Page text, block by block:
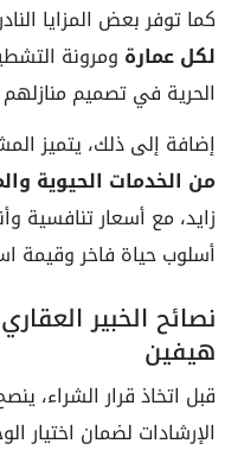
كما توفر بعض المزايا
لكل عمارة ومرونة
الحرية في تصميم
إضافة إلى ذلك، يتميز
من الخدمات الحيوية
زايد، مع أسعار تنافسية
أسلوب حياة فاخر وقيمة
نصائح الخبير
هيفين
قبل اتخاذ قرار الشراء،
الإرشادات لضمان اختيار